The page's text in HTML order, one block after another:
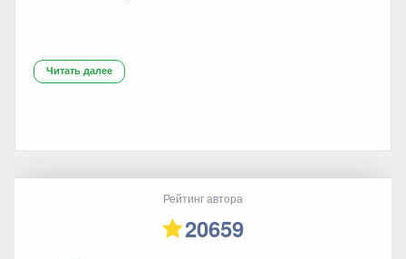
Читать далее
Рейтинг автора
20659